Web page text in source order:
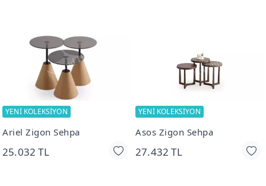
YENİ KOLEKSİYON
Ariel Zigon Sehpa
25.032 TL
YENİ KOLEKSİYON
Asos Zigon Sehpa
27.432 TL